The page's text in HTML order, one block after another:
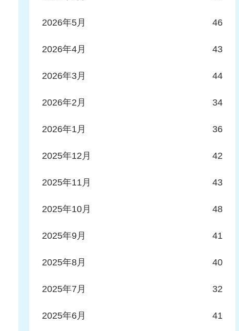
2026年5月 46
2026年4月 43
2026年3月 44
2026年2月 34
2026年1月 36
2025年12月 42
2025年11月 43
2025年10月 48
2025年9月 41
2025年8月 40
2025年7月 32
2025年6月 41